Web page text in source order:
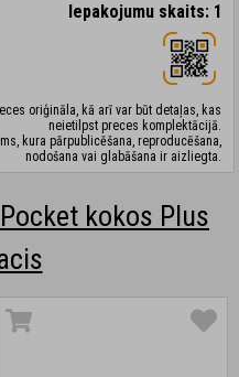
Iepakojumu skaits: 1
oriģināla, kā arī var būt detaļas, kas
neietilpst preces komplektācijā.
kura pārpublicēšana, reproducēšana,
nodošana vai glabāšana ir aizliegta.
kokos Plus